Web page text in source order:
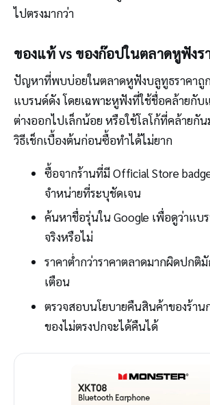
ไปตรงมากว่า
ของแท้ vs ของก๊อปในตลาดหูฟังร
ปัญหาที่พบบ่อยในตลาดหูฟังบลูทูธราคาถู
แบรนด์ดัง โดยเฉพาะหูฟังที่ใช้ชื่อคล้ายกั
ต่างออกไปเล็กน้อย หรือใช้โลโก้ที่คล้ายกั
วิธีเช็กเบื้องต้นก่อนซื้อทำได้ไม่ยาก
ซื้อจากร้านที่มี Official Store
จำหน่ายที่ระบุชัดเจน
ค้นหาชื่อรุ่นใน Google เพื่อดูว่าแบ
จริงหรือไม่
ราคาต่ำกว่าราคาตลาดมากผิดปก
เตือน
ตรวจสอบนโยบายคืนสินค้าของร้าน
ของไม่ตรงปกจะได้คืนได้